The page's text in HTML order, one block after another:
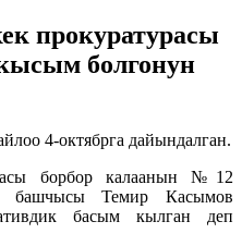
прокуратурасы
болгонун
4-октябрга дайындалган.
борбор калаанын №12
башчысы Темир Касымов
басым кылган деп